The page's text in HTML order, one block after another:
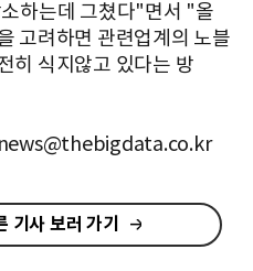
하는데 그쳤다"면서 "올
고려하면 관련업계의 노블
히 식지않고 있다는 방
news@thebigdata.co.kr
기사 보러 가기